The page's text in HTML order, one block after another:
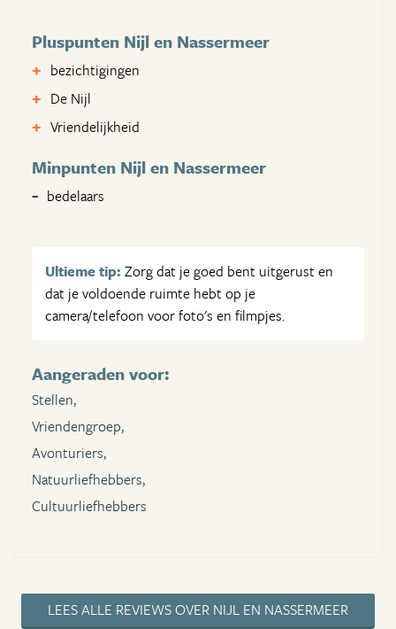
Pluspunten Nijl en Nassermeer
bezichtigingen
De Nijl
Vriendelijkheid
Minpunten Nijl en Nassermeer
bedelaars
Ultieme tip: Zorg dat je goed bent uitgerust en
dat je voldoende ruimte hebt op je
camera/telefoon voor foto's en filmpjes.
Aangeraden voor:
Stellen,
Vriendengroep,
Avonturiers,
Natuurliefhebbers,
Cultuurliefhebbers
LEES ALLE REVIEWS OVER NIJL EN NASSERMEER